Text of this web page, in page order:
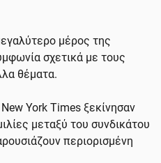
μέρος της
σχετικά με τους
θέματα.
York Times ξεκίνησαν
μεταξύ του συνδικάτου
περιορισμένη